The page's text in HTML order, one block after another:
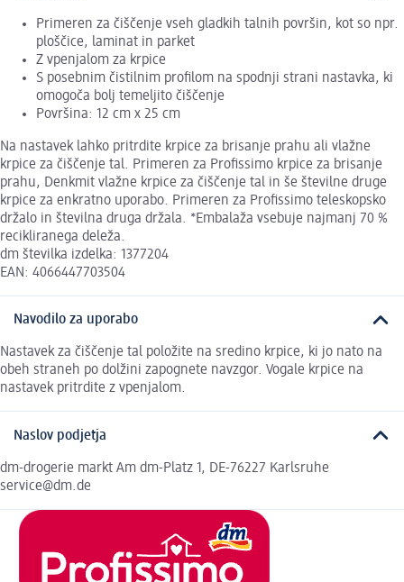
Primeren za čiščenje vseh gladkih talnih površin, kot so npr.
ploščice, laminat in parket
Z vpenjalom za krpice
S posebnim čistilnim profilom na spodnji strani nastavka, ki
omogoča bolj temeljito čiščenje
Površina: 12 cm x 25 cm
Na nastavek lahko pritrdite krpice za brisanje prahu ali vlažne
krpice za čiščenje tal. Primeren za Profissimo krpice za brisanje
prahu, Denkmit vlažne krpice za čiščenje tal in še številne druge
krpice za enkratno uporabo. Primeren za Profissimo teleskopsko
držalo in številna druga držala. *Embalaža vsebuje najmanj 70 %
recikliranega deleža.
dm številka izdelka: 1377204
EAN: 4066447703504
Navodilo za uporabo
Nastavek za čiščenje tal položite na sredino krpice, ki jo nato na
obeh straneh po dolžini zapognete navzgor. Vogale krpice na
nastavek pritrdite z vpenjalom.
Naslov podjetja
dm-drogerie markt Am dm-Platz 1, DE-76227 Karlsruhe
service@dm.de